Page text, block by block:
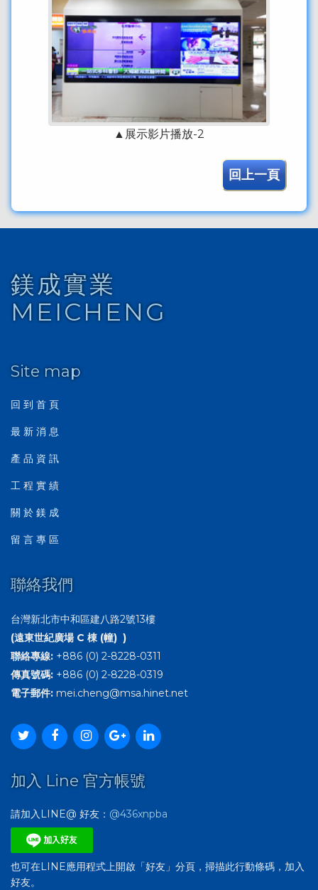
▲展示影片播放-2
回上一頁
鎂成實業
MEICHENG
Site map
回 到 首 頁
最 新 消 息
產 品 資 訊
工 程 實 績
關 於 鎂 成
留 言 專 區
聯絡我們
台灣新北市中和區建八路2號13樓
(遠東世紀廣場 C 棟 (幢) )
聯絡專線: +886 (0) 2-8228-0311
傳真號碼: +886 (0) 2-8228-0319
電子郵件: mei.cheng@msa.hinet.net
加入 Line 官方帳號
請加入LINE@ 好友： @436xnpba
也可在LINE應用程式上開啟「好友」分頁，掃描此行動條碼，加入
好友。